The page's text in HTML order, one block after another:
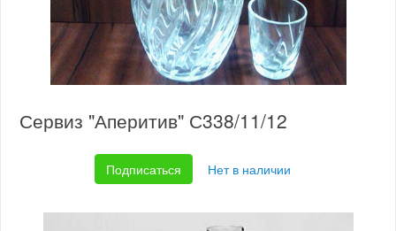
Сервиз "Аперитив" С338/11/12
Подписаться Нет в наличии